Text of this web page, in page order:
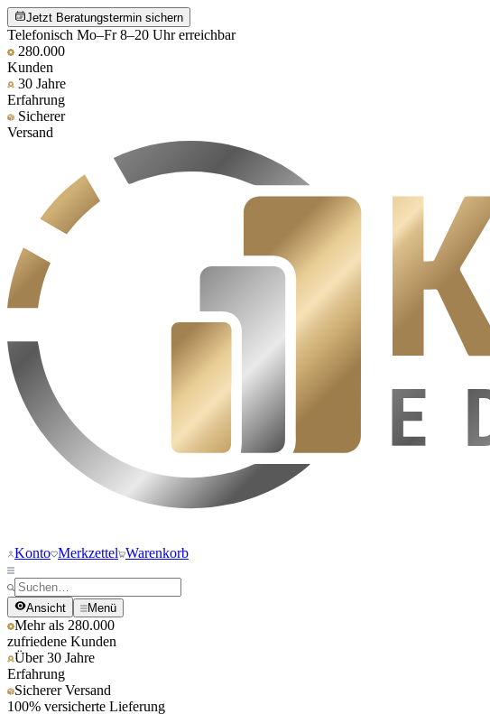
Jetzt Beratungstermin sichern
Telefonisch Mo–Fr 8–20 Uhr erreichbar
280.000
Kunden
30 Jahre
Erfahrung
Sicherer
Versand
Konto Merkzettel Warenkorb
Ansicht Menü
Mehr als 280.000
zufriedene Kunden
Über 30 Jahre
Erfahrung
Sicherer Versand
100% versicherte Lieferung